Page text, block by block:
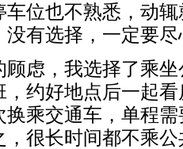
位也不熟悉，动
有选择，一定要
顾虑，我选择了乘
，约好地点后一起
乘交通车，单程
很长时间都不乘